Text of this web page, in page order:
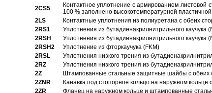
2CS5
Контактное уплотнение с армированием листовой
100 % заполнено высокотемпературной пластичной
2LS
Контактные уплотнения из полиуретана с обеих
2RS1
Уплотнения из бутадиенакрилнитрильного
2RSH
Уплотнения из бутадиенакрилнитрильного
2RSH2
Уплотнение из фторкаучука (FKM)
2RSL
Уплотнения низкого трения из
2RZ
Уплотнения низкого трения из
2Z
Штампованные стальные защитные шайбы с обеих
2ZNR
Канавка под стопорное кольцо на наружном
2ZR
Фланец на наружном кольце и штампованные